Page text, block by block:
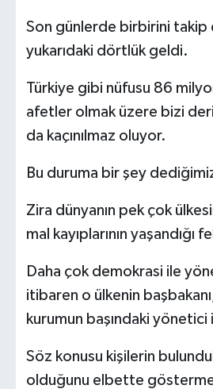
Son günlerde birbirini takip
yukarıdaki dörtlük geldi.
Türkiye gibi nüfusu 86
afetler olmak üzere bizi
da kaçınılmaz oluyor.
Bu duruma bir şey
Zira dünyanın pek çok
mal kayıplarının
Daha çok demokrasi ile
itibaren o ülkenin
kurumun başındaki
Söz konusu kişilerin
olduğunu elbette